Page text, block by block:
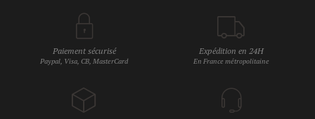
Paiement sécurisé
Paypal, Visa, CB, MasterCard
Expédition en 24H
En France métropolitaine